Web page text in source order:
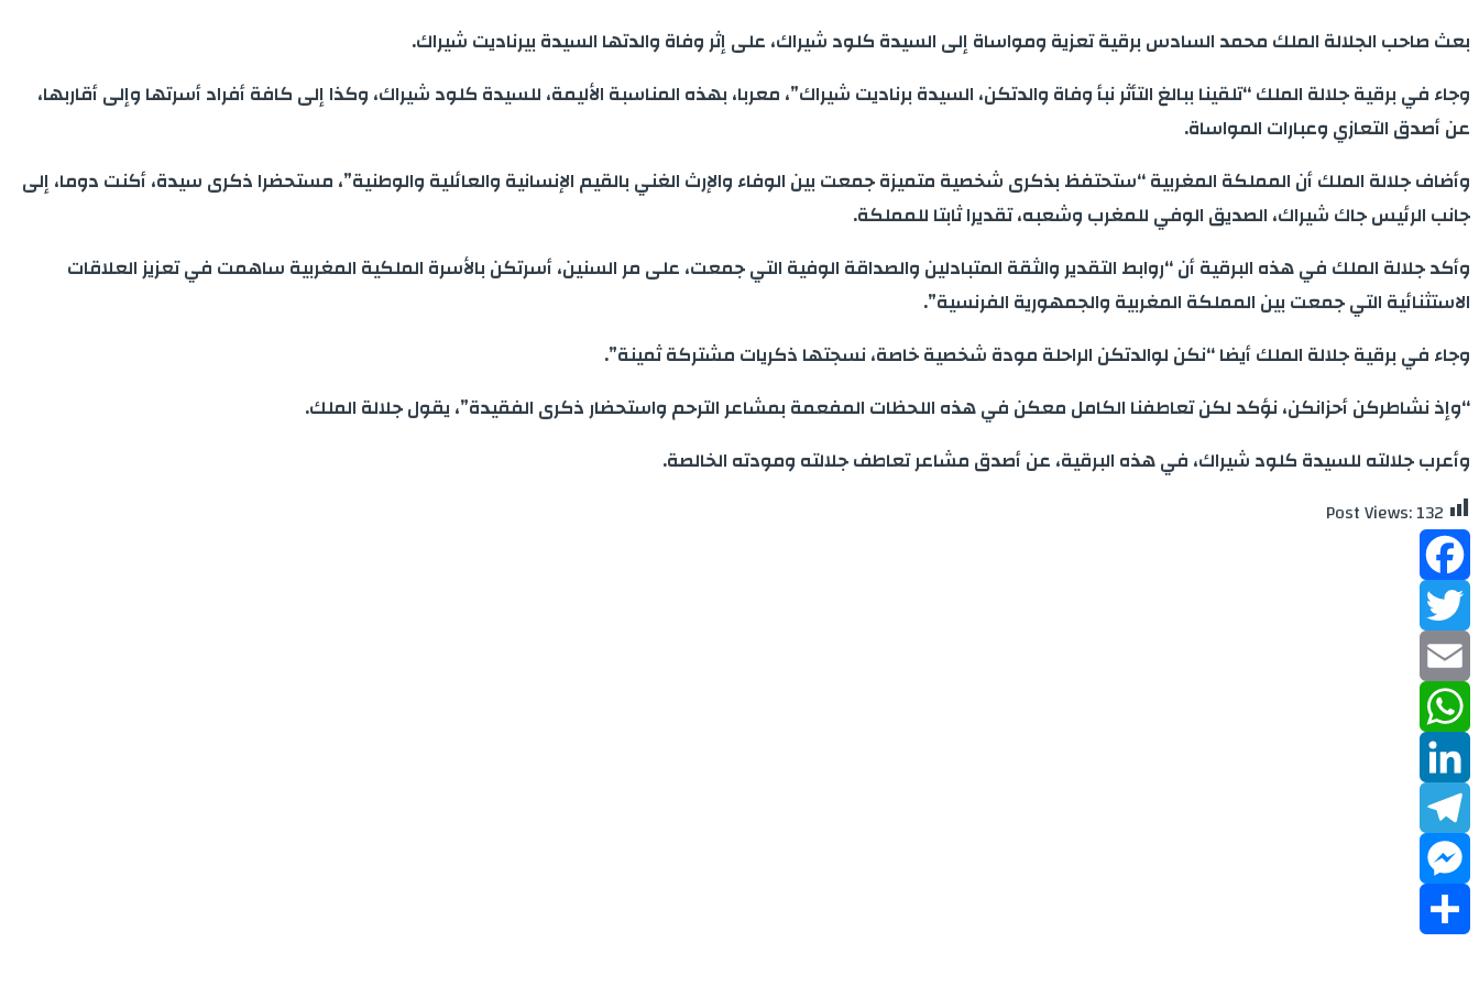
بعث صاحب الجلالة الملك محمد السادس برقية تعزية ومواساة إلى السيدة كلود شيراك، على إثر وفاة والدتها السيدة بيرناديت شيراك.
وجاء في برقية جلالة الملك “تلقينا ببالغ التأثر نبأ وفاة والدتكن، السيدة برناديت شيراك”، معربا، بهذه المناسبة الأليمة، للسيدة كلود شيراك، وكذا إلى كافة أفراد أسرتها وإلى أقاربها،
عن أصدق التعازي وعبارات المواساة.
وأضاف جلالة الملك أن المملكة المغربية “ستحتفظ بذكرى شخصية متميزة جمعت بين الوفاء والإرث الغني بالقيم الإنسانية والعائلية والوطنية”، مستحضرا ذكرى سيدة، أكنت دوما، إلى
جانب الرئيس جاك شيراك، الصديق الوفي للمغرب وشعبه، تقديرا ثابتا للمملكة.
وأكد جلالة الملك في هذه البرقية أن “روابط التقدير والثقة المتبادلين والصداقة الوفية التي جمعت، على مر السنين، أسرتكن بالأسرة الملكية المغربية ساهمت في تعزيز العلاقات
الاستثنائية التي جمعت بين المملكة المغربية والجمهورية الفرنسية”.
وجاء في برقية جلالة الملك أيضا “نكن لوالدتكن الراحلة مودة شخصية خاصة، نسجتها ذكريات مشتركة ثمينة”.
“وإذ نشاطركن أحزانكن، نؤكد لكن تعاطفنا الكامل معكن في هذه اللحظات المفعمة بمشاعر الترحم واستحضار ذكرى الفقيدة”، يقول جلالة الملك.
وأعرب جلالته للسيدة كلود شيراك، في هذه البرقية، عن أصدق مشاعر تعاطف جلالته ومودته الخالصة.
Post Views:132
Facebook
Twitter
Email
WhatsApp
LinkedIn
Telegram
Messenger